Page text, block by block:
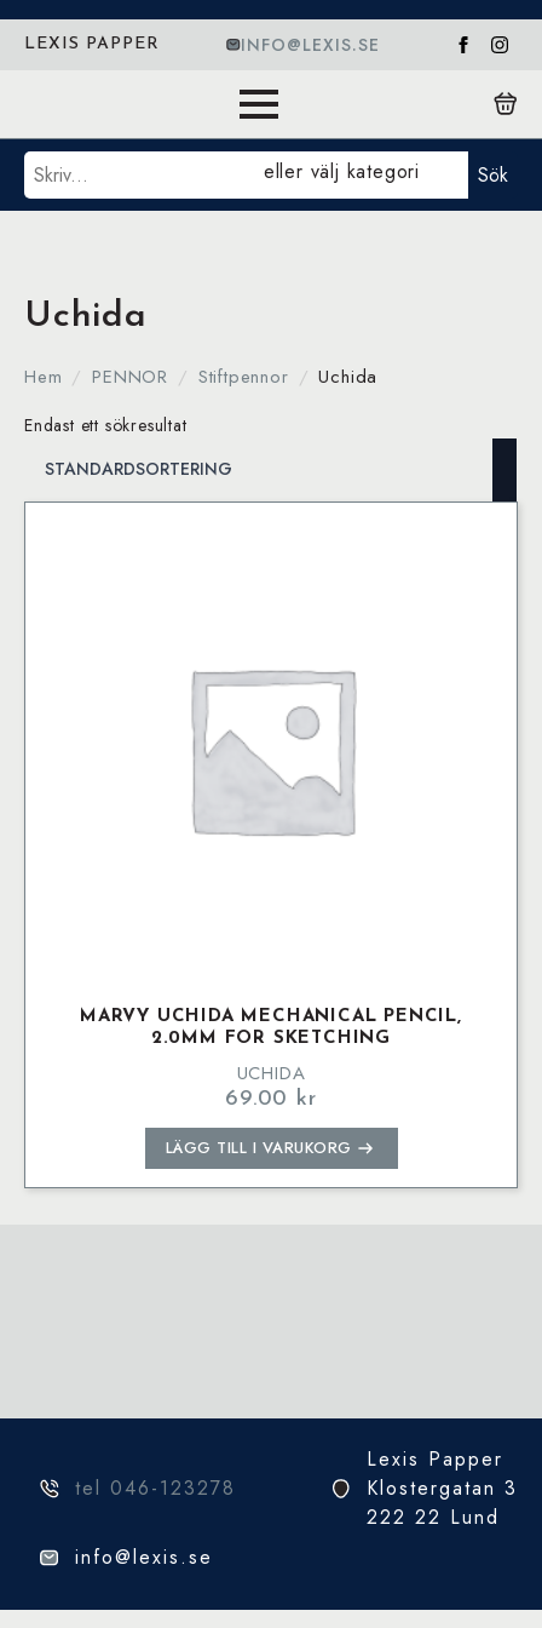
LEXIS PAPPER INFO@LEXIS.SE
Sök eller välj kategori Sök
Uchida
Hem PENNOR Stiftpennor Uchida
Endast ett sökresultat
MARVY UCHIDA MECHANICAL PENCIL,
2.0MM FOR SKETCHING
UCHIDA
69.00 kr
LÄGG TILL I VARUKORG
tel 046-123278
Lexis Papper
Klostergatan 3
222 22 Lund
info@lexis.se